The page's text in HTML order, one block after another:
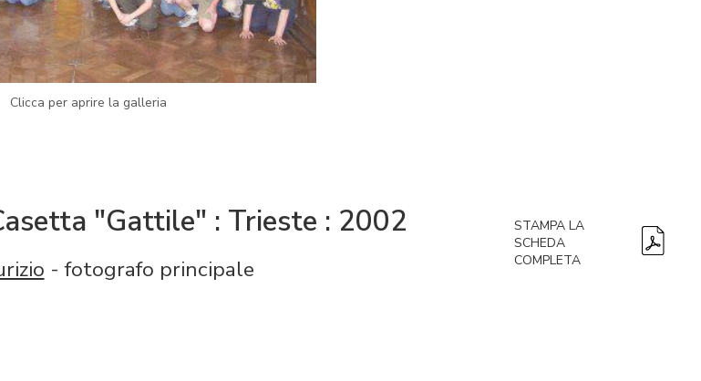
Clicca per aprire la galleria
"Gattile" : Trieste : 2002
- fotografo principale
STAMPA LA
SCHEDA
COMPLETA